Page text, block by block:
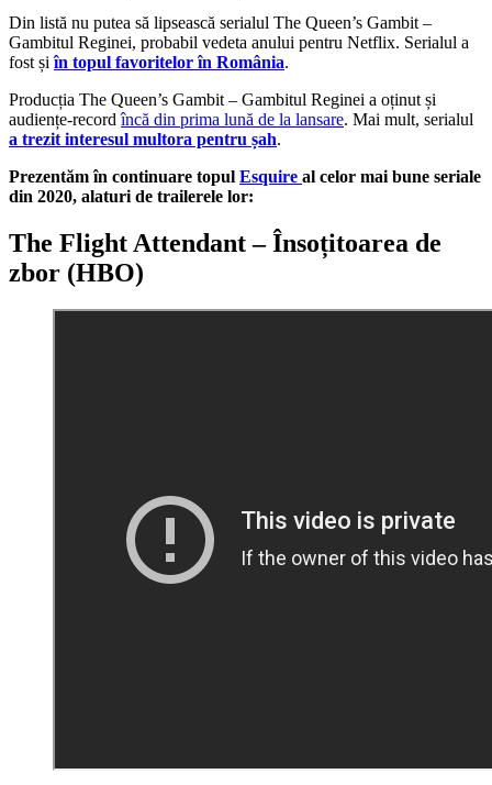
Din listă nu putea să lipsească serialul The Queen’s Gambit –
Gambitul Reginei, probabil vedeta anului pentru Netflix. Serialul a
fost șiîn topul favoritelor în România.
Producția The Queen’s Gambit – Gambitul Reginei a oținut și
audiențe-recordîncă din prima lună de la lansare. Mai mult, serialul
a trezit interesul multora pentru șah.
Prezentăm în continuare topul Esquire al celor mai bune seriale
din 2020, alaturi de trailerele lor:
The Flight Attendant – Însoțitoarea de
zbor (HBO)